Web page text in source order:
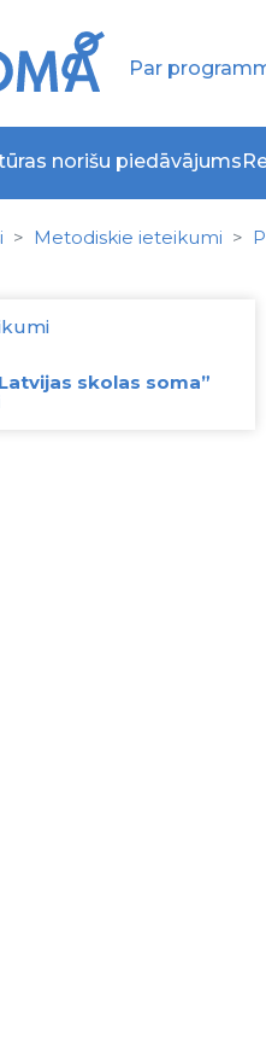
Par
norišu piedāvājums
Metodiskie ieteikumi
skolas soma”